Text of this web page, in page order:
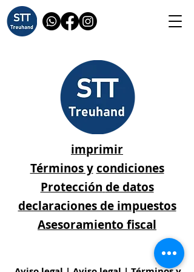
imprimir
Términos y condiciones
Protección de datos
declaraciones de impuestos
Asesoramiento fiscal